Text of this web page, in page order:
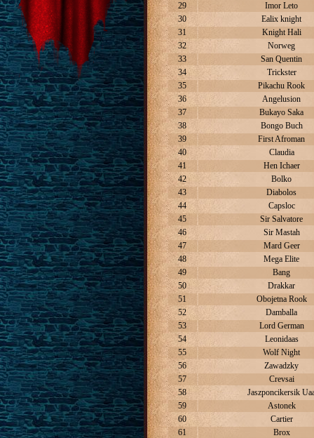
29
Imor Leto
30
Ealix knight
31
Knight Hali
32
Norweg
33
San Quentin
34
Trickster
35
Pikachu Rook
36
Angelusion
37
Bukayo Saka
38
Bongo Buch
39
First Afroman
40
Claudia
41
Hen Ichaer
42
Bolko
43
Diabolos
44
Capsloc
45
Sir Salvatore
46
Sir Mastah
47
Mard Geer
48
Mega Elite
49
Bang
50
Drakkar
51
Obojetna Rook
52
Damballa
53
Lord German
54
Leonidaas
55
Wolf Night
56
Zawadzky
57
Crevsai
58
Jaszponcikersik
59
Astonek
60
Cartier
61
Brox